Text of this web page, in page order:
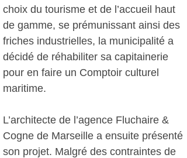
choix du tourisme et de l’accueil haut
de gamme, se prémunissant ainsi des
friches industrielles, la municipalité a
décidé de réhabiliter sa capitainerie
pour en faire un Comptoir culturel
maritime.
L’architecte de l’agence Fluchaire &
Cogne de Marseille a ensuite présenté
son projet. Malgré des contraintes de